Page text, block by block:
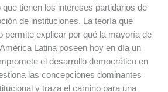
tienen los intereses partidarios de
de instituciones. La teoría que
permite explicar por qué la mayoría de
Latina poseen hoy en día un
el desarrollo democrático en
las concepciones dominantes
y traza el camino para una